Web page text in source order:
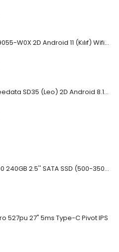
Newland MT9055-W0X 2D Android 11 (Kılıf) Wifi BT
Newland Speedata SD35 (Leo) 2D Android 8.1 Wifi BT
Kingston A400 240GB 2.5'' SATA SSD (500-350MB/s)
527pu 27" 5ms Type-C Pivot IPS